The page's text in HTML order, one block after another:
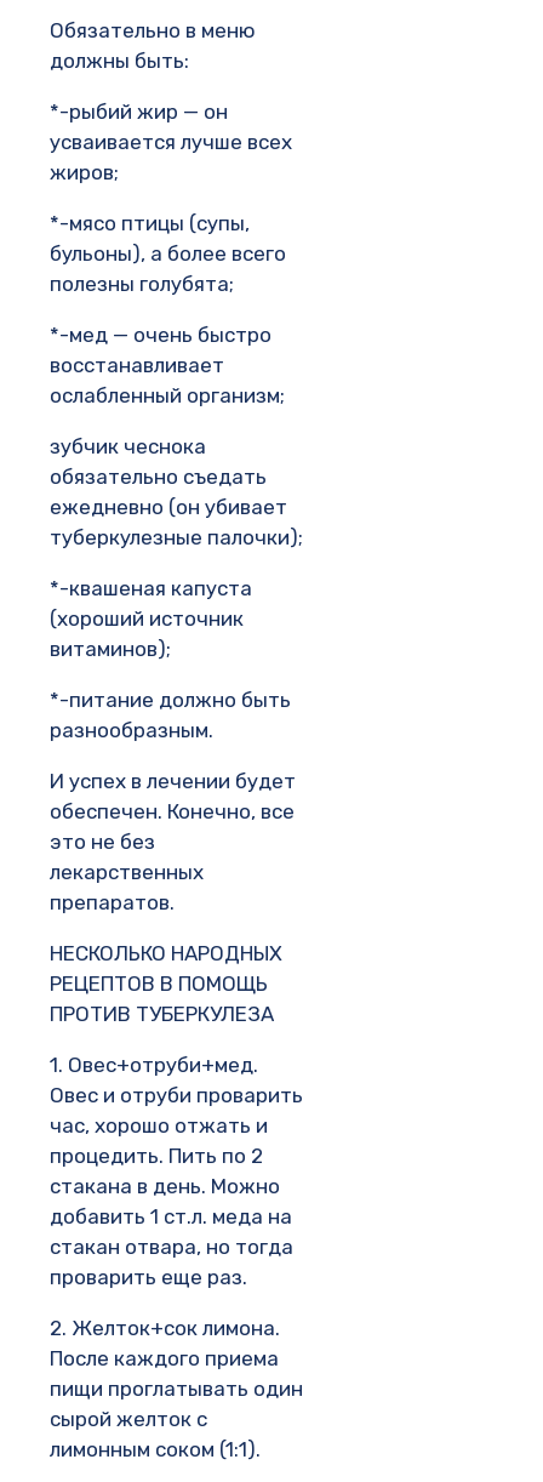
Обязательно в меню
должны быть:
*-рыбий жир — он
усваивается лучше всех
жиров;
*-мясо птицы (супы,
бульоны), а более всего
полезны голубята;
*-мед — очень быстро
восстанавливает
ослабленный организм;
зубчик чеснока
обязательно съедать
ежедневно (он убивает
туберкулезные палочки);
*-квашеная капуста
(хороший источник
витаминов);
*-питание должно быть
разнообразным.
И успех в лечении будет
обеспечен. Конечно, все
это не без
лекарственных
препаратов.
НЕСКОЛЬКО НАРОДНЫХ
РЕЦЕПТОВ В ПОМОЩЬ
ПРОТИВ ТУБЕРКУЛЕЗА
1. Овес+отруби+мед.
Овес и отруби проварить
час, хорошо отжать и
процедить. Пить по 2
стакана в день. Можно
добавить 1 ст.л. меда на
стакан отвара, но тогда
проварить еще раз.
2. Желток+сок лимона.
После каждого приема
пищи проглатывать один
сырой желток с
лимонным соком (1:1).